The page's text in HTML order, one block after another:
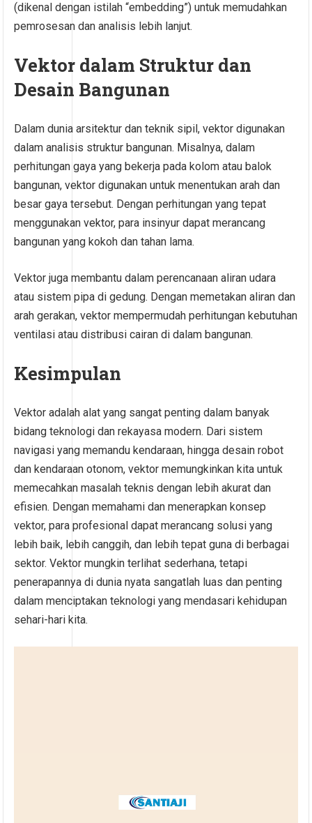
(dikenal dengan istilah “embedding”) untuk memudahkan
pemrosesan dan analisis lebih lanjut.
Vektor dalam Struktur dan
Desain Bangunan
Dalam dunia arsitektur dan teknik sipil, vektor digunakan
dalam analisis struktur bangunan. Misalnya, dalam
perhitungan gaya yang bekerja pada kolom atau balok
bangunan, vektor digunakan untuk menentukan arah dan
besar gaya tersebut. Dengan perhitungan yang tepat
menggunakan vektor, para insinyur dapat merancang
bangunan yang kokoh dan tahan lama.
Vektor juga membantu dalam perencanaan aliran udara
atau sistem pipa di gedung. Dengan memetakan aliran dan
arah gerakan, vektor mempermudah perhitungan kebutuhan
ventilasi atau distribusi cairan di dalam bangunan.
Kesimpulan
Vektor adalah alat yang sangat penting dalam banyak
bidang teknologi dan rekayasa modern. Dari sistem
navigasi yang memandu kendaraan, hingga desain robot
dan kendaraan otonom, vektor memungkinkan kita untuk
memecahkan masalah teknis dengan lebih akurat dan
efisien. Dengan memahami dan menerapkan konsep
vektor, para profesional dapat merancang solusi yang
lebih baik, lebih canggih, dan lebih tepat guna di berbagai
sektor. Vektor mungkin terlihat sederhana, tetapi
penerapannya di dunia nyata sangatlah luas dan penting
dalam menciptakan teknologi yang mendasari kehidupan
sehari-hari kita.